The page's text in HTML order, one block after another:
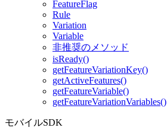
FeatureFlag
Rule
Variation
Variable
非推奨のメソッド
isReady()
getFeatureVariationKey()
getActiveFeatures()
getFeatureVariable()
getFeatureVariationVariables()
モバイルSDK